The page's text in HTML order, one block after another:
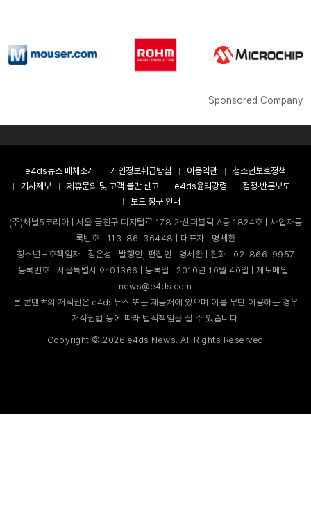
Sponsored Company
e4ds뉴스 매체소개 개인정보취급방침 이용약관
청소년보호정책
기사제보
제휴문의 및 고객 불만 신고 e4ds윤리강령
정정·반론보도
보도 청구 안내
(주)채널5코리아 | 서울 금천구 디지털로 178 가산퍼블릭 A동 1824호 | 사업자등
록번호 : 113-86-36448 | 대표자 : 명세환
청소년보호책임자 : 장은성 | 발행인, 편집인 : 명세환 | 전화 : 02-866-9957
등록번호 : 서울특별시 아 01366 | 등록일 : 2010년 10월 40일 | 제보메일 :
news@e4ds.com
본 콘텐츠의 저작권은 e4ds뉴스 또는 제공처에 있으며 이를 무단 이용하는 경우
저작권법 등에 따라 법적책임을 질 수 있습니다.
Copyright ©2026 e4ds News. All Rights Reserved